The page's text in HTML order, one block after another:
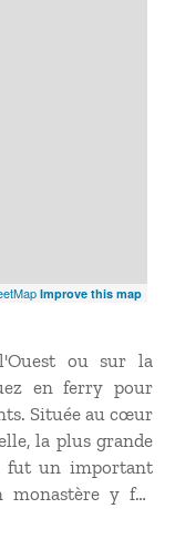
Improve this map
ou sur la
en ferry pour
Située au cœur
la plus grande
fut un important
y fut
connu pour son